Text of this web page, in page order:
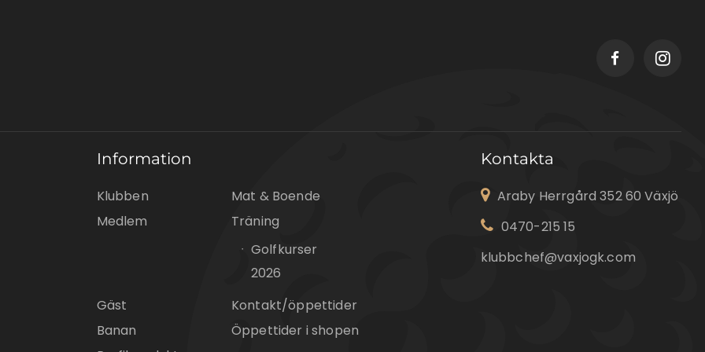
Information
Klubben
Mat & Boende
Medlem
Träning
Golfkurser
2026
Gäst
Kontakt/öppettider
Banan
Öppettider i shopen
Kontakta
Araby Herrgård 352 60 Växjö
0470-215 15
klubbchef@vaxjogk.com